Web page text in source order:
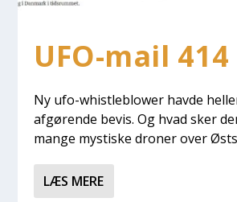
UFO-mail 414
Ny ufo-whi­st­le­blower hav­de
afgø­ren­de bevis. Og hvad sker
man­ge mysti­ske dro­ner over
LÆS MERE